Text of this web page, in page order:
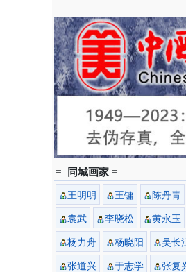
= 同城画家 =
王明明 王镛 陈丹青
袁武
李晓松 黄永玉
杨力舟
杨晓阳 吴长
张道兴
于志学 张复